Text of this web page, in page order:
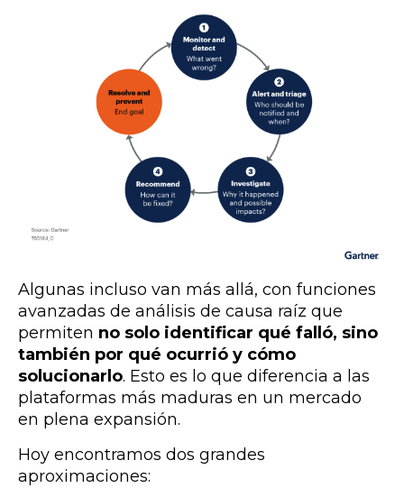
Algunas incluso van más allá, con funciones
avanzadas de análisis de causa raíz que
permiten no solo identificar qué falló, sino
también por qué ocurrió y cómo
solucionarlo. Esto es lo que diferencia a las
plataformas más maduras en un mercado
en plena expansión.
Hoy encontramos dos grandes
aproximaciones: